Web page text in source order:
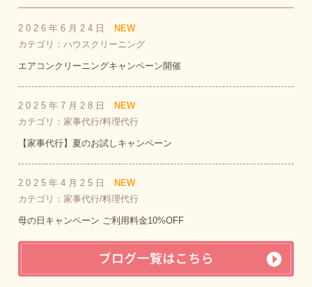
2026年6月24日
NEW
カテゴリ：ハウスクリーニング
エアコンクリーニングキャンペーン開催
2025年7月28日
NEW
カテゴリ：家事代行/料理代行
【家事代行】夏のお試しキャンペーン
2025年4月25日
NEW
カテゴリ：家事代行/料理代行
母の日キャンペーン ご利用料金10%OFF